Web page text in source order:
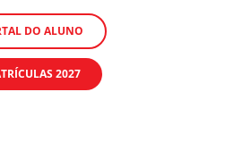
DO ALUNO
2027